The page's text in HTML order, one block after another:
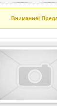
Внимание!